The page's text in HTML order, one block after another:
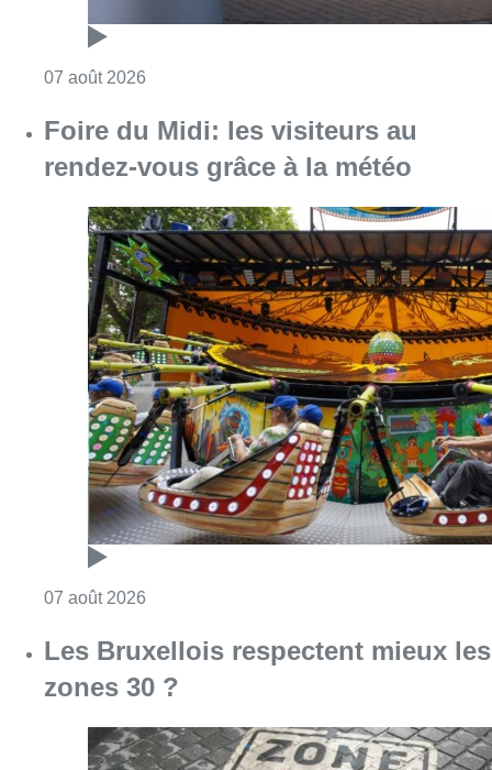
07 août 2026
Foire du Midi: les visiteurs au
rendez-vous grâce à la météo
07 août 2026
Les Bruxellois respectent mieux les
zones 30 ?